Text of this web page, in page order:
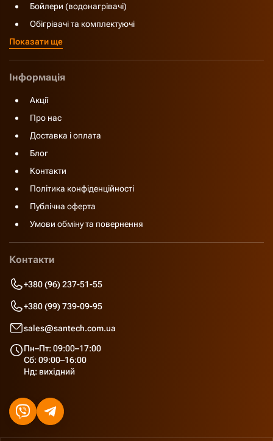
Бойлери (водонагрівачі)
Обігрівачі та комплектуючі
Показати ще
Інформація
Акції
Про нас
Доставка і оплата
Блог
Контакти
Політика конфіденційності
Публічна оферта
Умови обміну та повернення
Контакти
+380 (96) 237-51-55
+380 (99) 739-09-95
sales@santech.com.ua
Пн–Пт: 09:00–17:00
Сб: 09:00–16:00
Нд: вихідний